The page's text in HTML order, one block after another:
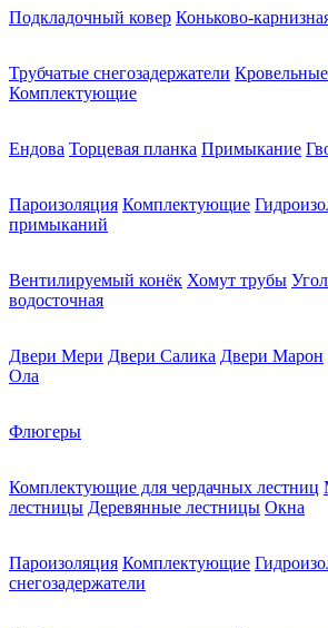
Подкладочный ковер Коньково-
Трубчатые снегозадержатели
Комплектующие
Ендова Торцевая планка Примыкание
Пароизоляция Комплектующие
примыканий
Вентилируемый конёк Хомут трубы
водосточная
Двери Мери Двери Салика Двери Марон
Ола
Флюгеры
Комплектующие для чердачных лестниц
лестницы Деревянные лестницы Окна
Пароизоляция Комплектующие
снегозадержатели